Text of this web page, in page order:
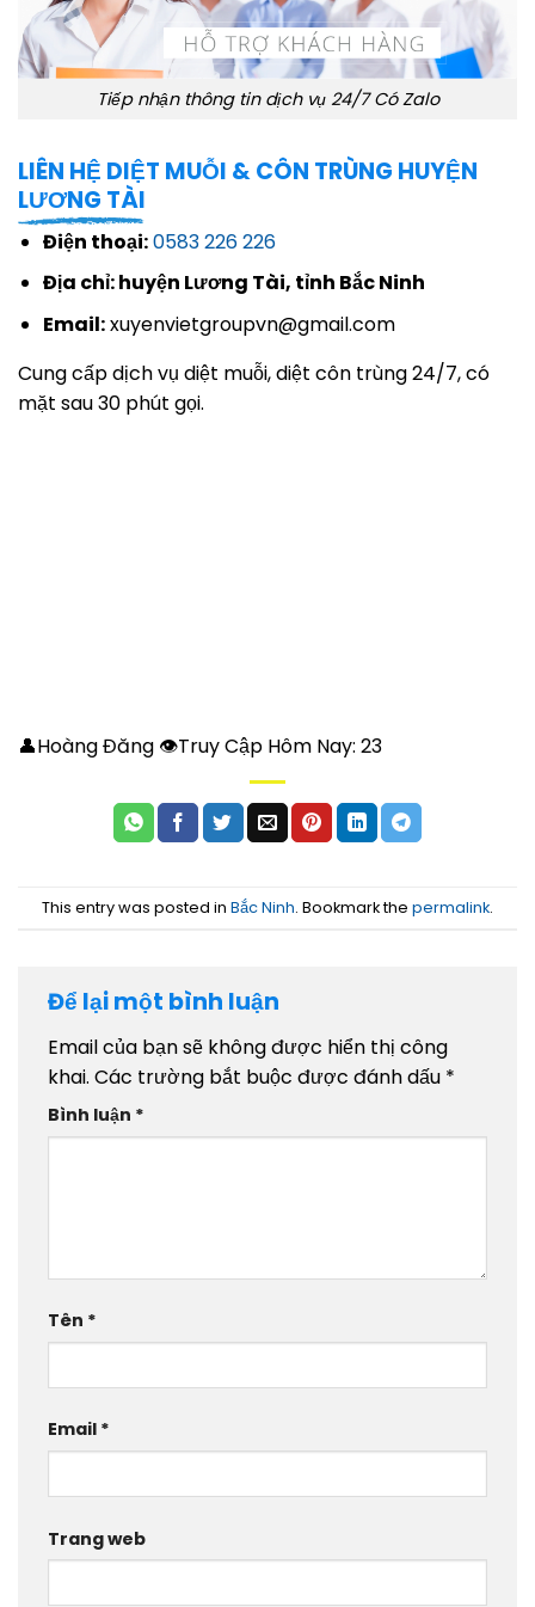
Tiếp nhận thông tin dịch vụ 24/7 Có Zalo
LIÊN HỆ DIỆT MUỖI & CÔN TRÙNG HUYỆN
LƯƠNG TÀI
Điện thoại:0583 226 226
Địa chỉ: huyện Lương Tài, tỉnh Bắc Ninh
Email:xuyenvietgroupvn@gmail.com
Cung cấp dịch vụ diệt muỗi, diệt côn trùng 24/7, có
mặt sau 30 phút gọi.
👤Hoàng Đăng 👁Truy Cập Hôm Nay: 23
This entry was posted in Bắc Ninh. Bookmark the permalink.
Để lại một bình luận
Email của bạn sẽ không được hiển thị công
khai. Các trường bắt buộc được đánh dấu *
Bình luận *
Tên *
Email *
Trang web